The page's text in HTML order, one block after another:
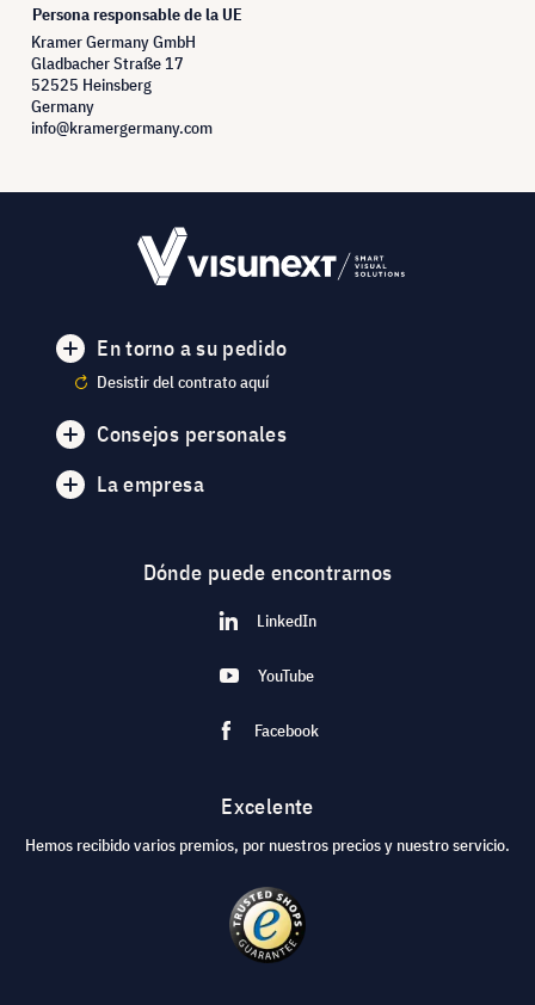
Persona responsable de la UE
Kramer Germany GmbH
Gladbacher Straße 17
52525 Heinsberg
Germany
info@kramergermany.com
En torno a su pedido
Desistir del contrato aquí
Consejos personales
La empresa
Dónde puede encontrarnos
LinkedIn
YouTube
Facebook
Excelente
Hemos recibido varios premios, por nuestros precios y nuestro servicio.